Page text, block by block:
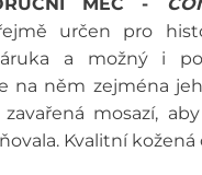
určen pro
a možný i
na něm zejména
zavařená mosazí,
Kvalitní